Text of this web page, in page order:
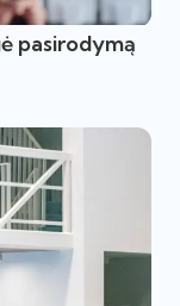
pasirodymą